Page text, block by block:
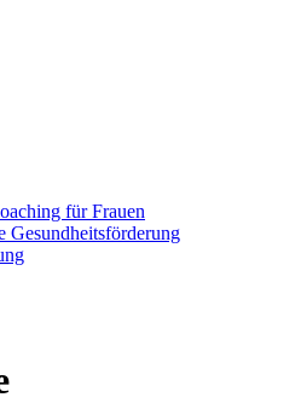
für Frauen
Gesundheitsförderung